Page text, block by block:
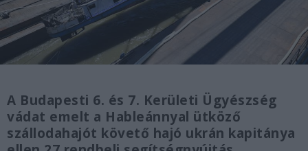
A Budapesti 6. és 7. Kerületi Ügyészség
vádat emelt a Hableánnyal ütköző
szállodahajót követő hajó ukrán kapitánya